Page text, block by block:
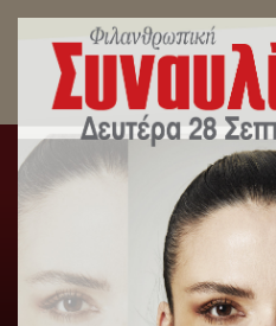
Ο Σεβ. Μητρ.Πειραιώς
Συλλαλητήριο για την
Ιανουαρίου στην πλατεία